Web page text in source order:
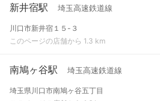
新井宿駅 埼玉高速鉄道線
川口市新井宿１５-３
このページの店舗から 1.3 km
南鳩ヶ谷駅 埼玉高速鉄道線
埼玉県川口市南鳩ヶ谷五丁目